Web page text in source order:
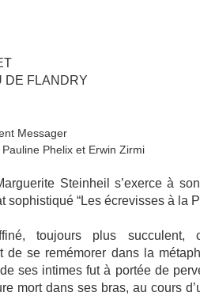
DE FLANDRY
Messager
Phelix et Erwin Zirmi
Steinheil s’exerce à
sophistiqué “Les écrevisses à la
toujours plus succulent,
de se remémorer dans la
ses intimes fut à portée de
mort dans ses bras, au cours